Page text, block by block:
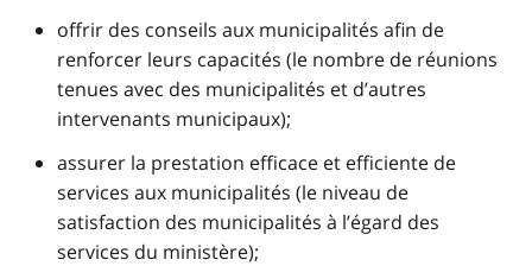
offrir des conseils aux municipalités afin de
renforcer leurs capacités (le nombre de réunions
tenues avec des municipalités et d’autres
intervenants municipaux);
assurer la prestation efficace et efficiente de
services aux municipalités (le niveau de
satisfaction des municipalités à l’égard des
services du ministère);